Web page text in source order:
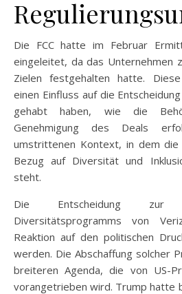
Die FCC hatte im Februar
eingeleitet, da das Unternehmen
Zielen festgehalten hatte.
einen Einfluss auf die
gehabt haben, wie die
Genehmigung des Deals
umstrittenen Kontext, in dem die
Bezug auf Diversität und
steht.
Die Entscheidung zur
Diversitätsprogramms von
Reaktion auf den politischen
werden. Die Abschaffung solcher
breiteren Agenda, die von US-
vorangetrieben wird. Trump hatte